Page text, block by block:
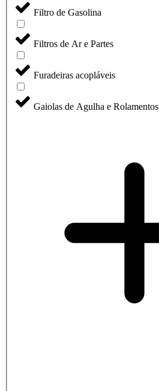
Filtro de Gasolina
Filtros de Ar e Partes
Furadeiras acopláveis
Gaiolas de Agulha e Rolamentos